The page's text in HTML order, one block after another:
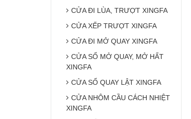
CỬA ĐI LÙA, TRƯỢT XINGFA
CỬA XẾP TRƯỢT XINGFA
CỬA ĐI MỞ QUAY XINGFA
CỬA SỔ MỞ QUAY, MỞ HẤT
XINGFA
CỬA SỔ QUAY LẬT XINGFA
CỬA NHÔM CẦU CÁCH NHIỆT
XINGFA